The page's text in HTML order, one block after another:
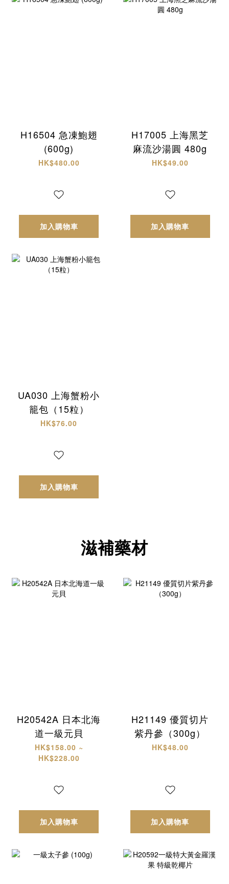
H16504 急凍鮑翅
(600g)
HK$480.00
加入購物車
H17005 上海黑芝
麻流沙湯圓 480g
HK$49.00
加入購物車
UA030 上海蟹粉小
籠包（15粒）
HK$76.00
加入購物車
滋補藥材
H20542A 日本北海
道一級元貝
HK$158.00 ~
HK$228.00
加入購物車
H21149 優質切片
紫丹參（300g）
HK$48.00
加入購物車